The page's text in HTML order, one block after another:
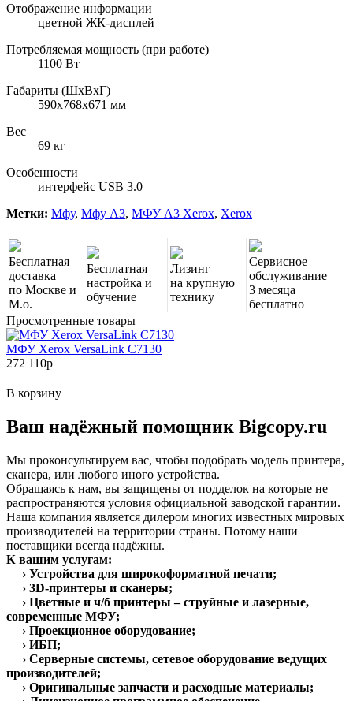
Отображение информации
цветной ЖК-дисплей
Потребляемая мощность (при работе)
1100 Вт
Габариты (ШхВхГ)
590x768x671 мм
Вес
69 кг
Особенности
интерфейс USB 3.0
Метки: Мфу, Мфу A3, МФУ A3 Xerox, Xerox
Бесплатная
доставка
по Москве и
М.о.
Бесплатная
настройка и
обучение
Лизинг
на крупную
технику
Сервисное
обслуживание
3 месяца
бесплатно
Просмотренные товары
МФУ Xerox VersaLink C7130
272 110p
В корзину
Ваш надёжный помощник Bigcopy.ru
Мы проконсультируем вас, чтобы подобрать модель принтера,
сканера, или любого иного устройства.
Обращаясь к нам, вы защищены от подделок на которые не
распространяются условия официальной заводской гарантии.
Наша компания является дилером многих известных мировых
производителей на территории страны. Потому наши
поставщики всегда надёжны.
К вашим услугам:
› Устройства для широкоформатной печати;
› 3D-принтеры и сканеры;
› Цветные и ч/б принтеры – струйные и лазерные,
современные МФУ;
› Проекционное оборудование;
› ИБП;
› Серверные системы, сетевое оборудование ведущих
производителей;
› Оригинальные запчасти и расходные материалы;